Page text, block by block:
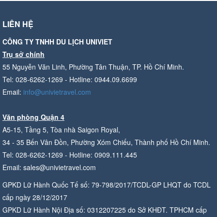
LIÊN HỆ
CÔNG TY TNHH DU LỊCH UNIVIET
Trụ sở chính
55 Nguyễn Văn Linh, Phường Tân Thuận, TP. Hồ Chí Minh.
Tel: 028-6262-1269 - Hotline: 0944.09.6699
Email: info@univietravel.com
Văn phòng Quận 4
A5-15, Tầng 5, Tòa nhà Saigon Royal,
34 - 35 Bến Vân Đồn, Phường Xóm Chiếu, Thành phố Hồ Chí Minh.
Tel: 028-6262-1269 - Hotline: 0909.111.445
Email: sales@univietravel.com
GPKD Lữ Hành Quốc Tế số: 79-798/2017/TCDL-GP LHQT do TCDL
cấp ngày 28/12/2017
GPKD Lữ Hành Nội Địa số: 0312207225 do Sở KHĐT. TPHCM cấp